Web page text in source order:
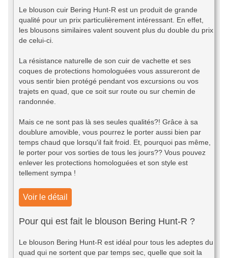
Le blouson cuir Bering Hunt-R est un produit de grande
qualité pour un prix particulièrement intéressant. En effet,
les blousons similaires valent souvent plus du double du prix
de celui-ci.
La résistance naturelle de son cuir de vachette et ses
coques de protections homologuées vous assureront de
vous sentir bien protégé pendant vos excursions ou vos
trajets en quad, que ce soit sur route ou sur chemin de
randonnée.
Mais ce ne sont pas là ses seules qualités?! Grâce à sa
doublure amovible, vous pourrez le porter aussi bien par
temps chaud que lorsqu'il fait froid. Et, pourquoi pas même,
le porter pour vos sorties de tous les jours?? Vous pouvez
enlever les protections homologuées et son style est
tellement sympa !
Voir le détail
Pour qui est fait le blouson Bering Hunt-R ?
Le blouson Bering Hunt-R est idéal pour tous les adeptes du
quad qui ne sortent que par temps sec, quelle que soit la